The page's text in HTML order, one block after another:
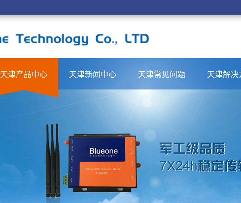
天津产品中心 天津新闻中心 天津常见问题 天津解决